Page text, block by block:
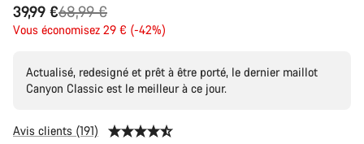
39,99 €
Prix
68,99 €
Vous économisez 29 € (-42%)
Actualisé, redesigné et prêt à être porté, le dernier maillot
Canyon Classic est le meilleur à ce jour.
Avis clients (191)